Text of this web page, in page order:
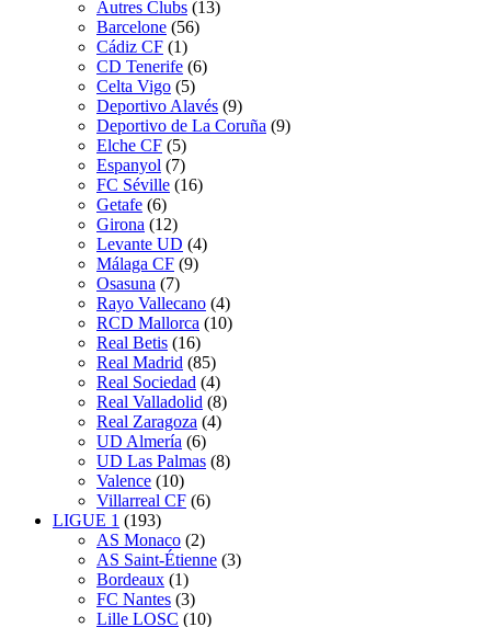
Autres Clubs (13)
Barcelone (56)
Cádiz CF (1)
CD Tenerife (6)
Celta Vigo (5)
Deportivo Alavés (9)
Deportivo de La Coruña (9)
Elche CF (5)
Espanyol (7)
FC Séville (16)
Getafe (6)
Girona (12)
Levante UD (4)
Málaga CF (9)
Osasuna (7)
Rayo Vallecano (4)
RCD Mallorca (10)
Real Betis (16)
Real Madrid (85)
Real Sociedad (4)
Real Valladolid (8)
Real Zaragoza (4)
UD Almería (6)
UD Las Palmas (8)
Valence (10)
Villarreal CF (6)
LIGUE 1 (193)
AS Monaco (2)
AS Saint-Étienne (3)
Bordeaux (1)
FC Nantes (3)
Lille LOSC (10)